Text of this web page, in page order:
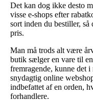
Det kan dog ikke desto
visse e-shops efter
sort inden du bestiller, så
pris.
Man må trods alt være
butik sælger en vare til
fremragende, kunne det
snydagtig online
indbefattet af en orden,
forhandlere.